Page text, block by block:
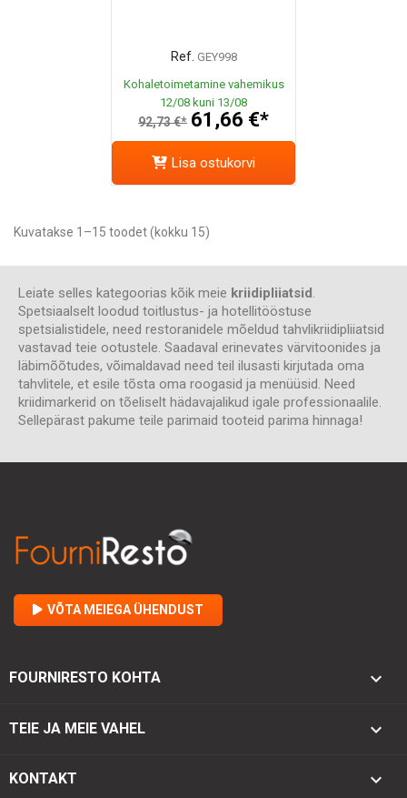
Ref. GEY998
Kohaletoimetamine vahemikus
12/08 kuni 13/08
92,73 €* 61,66 €*
Lisa ostukorvi
Kuvatakse 1–15 toodet (kokku 15)
Leiate selles kategoorias kõik meie kriidipliiatsid.
Spetsiaalselt loodud toitlustus- ja hotellitööstuse
spetsialistidele, need restoranidele mõeldud tahvlikriidipliiatsid
vastavad teie ootustele. Saadaval erinevates värvitoonides ja
läbimõõtudes, võimaldavad need teil ilusasti kirjutada oma
tahvlitele, et esile tõsta oma roogasid ja menüüsid. Need
kriidimarkerid on tõeliselt hädavajalikud igale professionaalile.
Sellepärast pakume teile parimaid tooteid parima hinnaga!
VÕTA MEIEGA ÜHENDUST
FOURNIRESTO KOHTA 
TEIE JA MEIE VAHEL 
KONTAKT keyboard_arrow_down